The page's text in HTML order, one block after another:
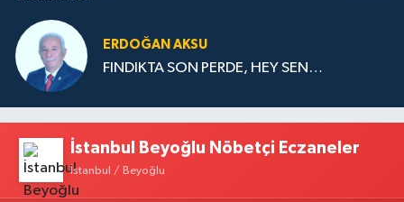
ERDOĞAN AKSU
FINDIKTA SON PERDE, HEY SEN…
İstanbul Beyoğlu Nöbetçi Eczaneler
İstanbul / Beyoğlu